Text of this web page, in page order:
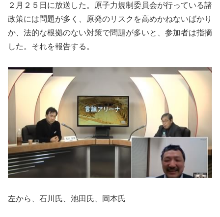
２月２５日に放送した。原子力規制委員会が行っている諸
政策には問題が多く、原発のリスクを高めかねないばかり
か、法的な根拠のない対策で問題が多いと、参加者は指摘
した。それを報告する。
左から、石川氏、池田氏、岡本氏